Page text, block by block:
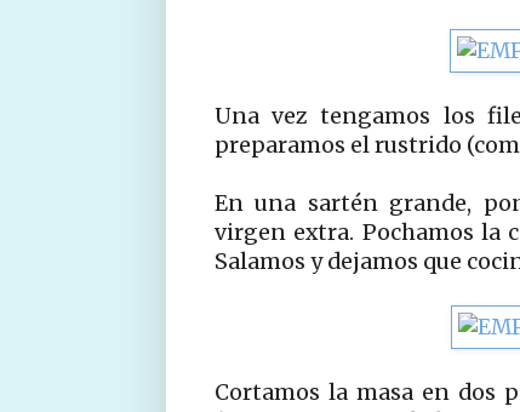
Una vez tengamos los
preparamos el rustrido
En una sartén grande,
virgen extra. Pochamos la
Salamos y dejamos que
Cortamos la masa en dos